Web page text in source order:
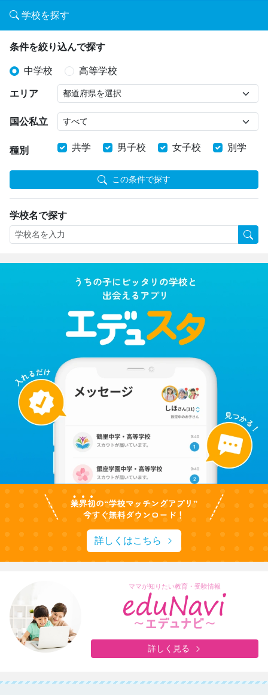
学校を探す
条件を絞り込んで探す
中学校 高等学校
エリア
国公私立
種別 共学 男子校 女子校 別学
この条件で探す
学校名で探す
詳しくはこちら
ママが知りたい教育・受験情報
詳しく見る